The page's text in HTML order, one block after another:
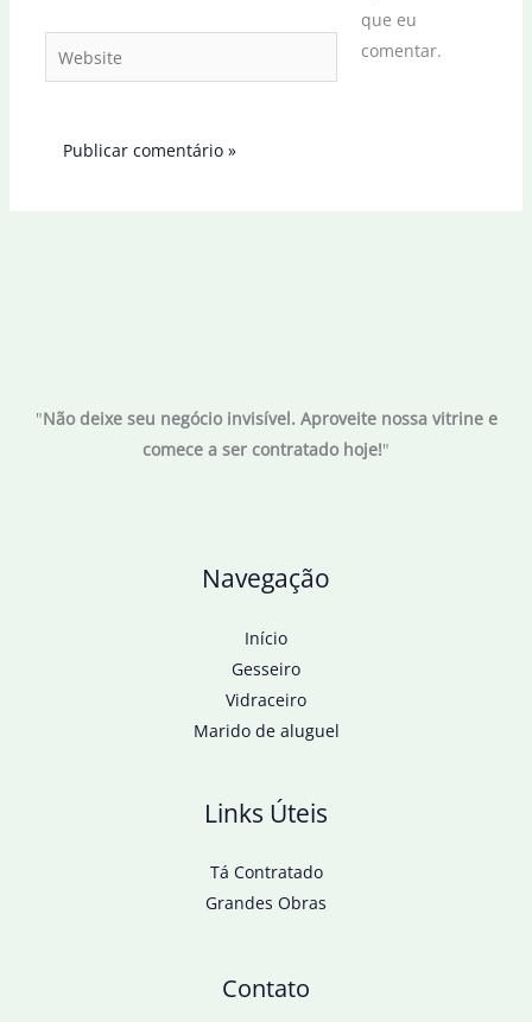
Website
que eu
comentar.
"Não deixe seu negócio invisível. Aproveite nossa vitrine e
comece a ser contratado hoje!"
Navegação
Início
Gesseiro
Vidraceiro
Marido de aluguel
Links Úteis
Tá Contratado
Grandes Obras
Contato